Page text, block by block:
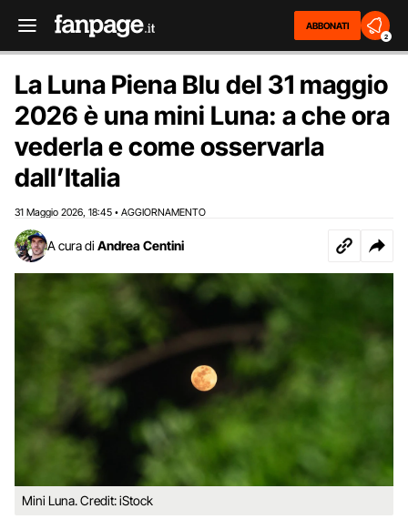
ABBONATI
2
La Luna Piena Blu del 31 maggio
2026 è una mini Luna: a che ora
vederla e come osservarla
dall’Italia
31 Maggio 2026 18:45 • AGGIORNAMENTO
A cura di Andrea Centini
Mini Luna. Credit: iStock